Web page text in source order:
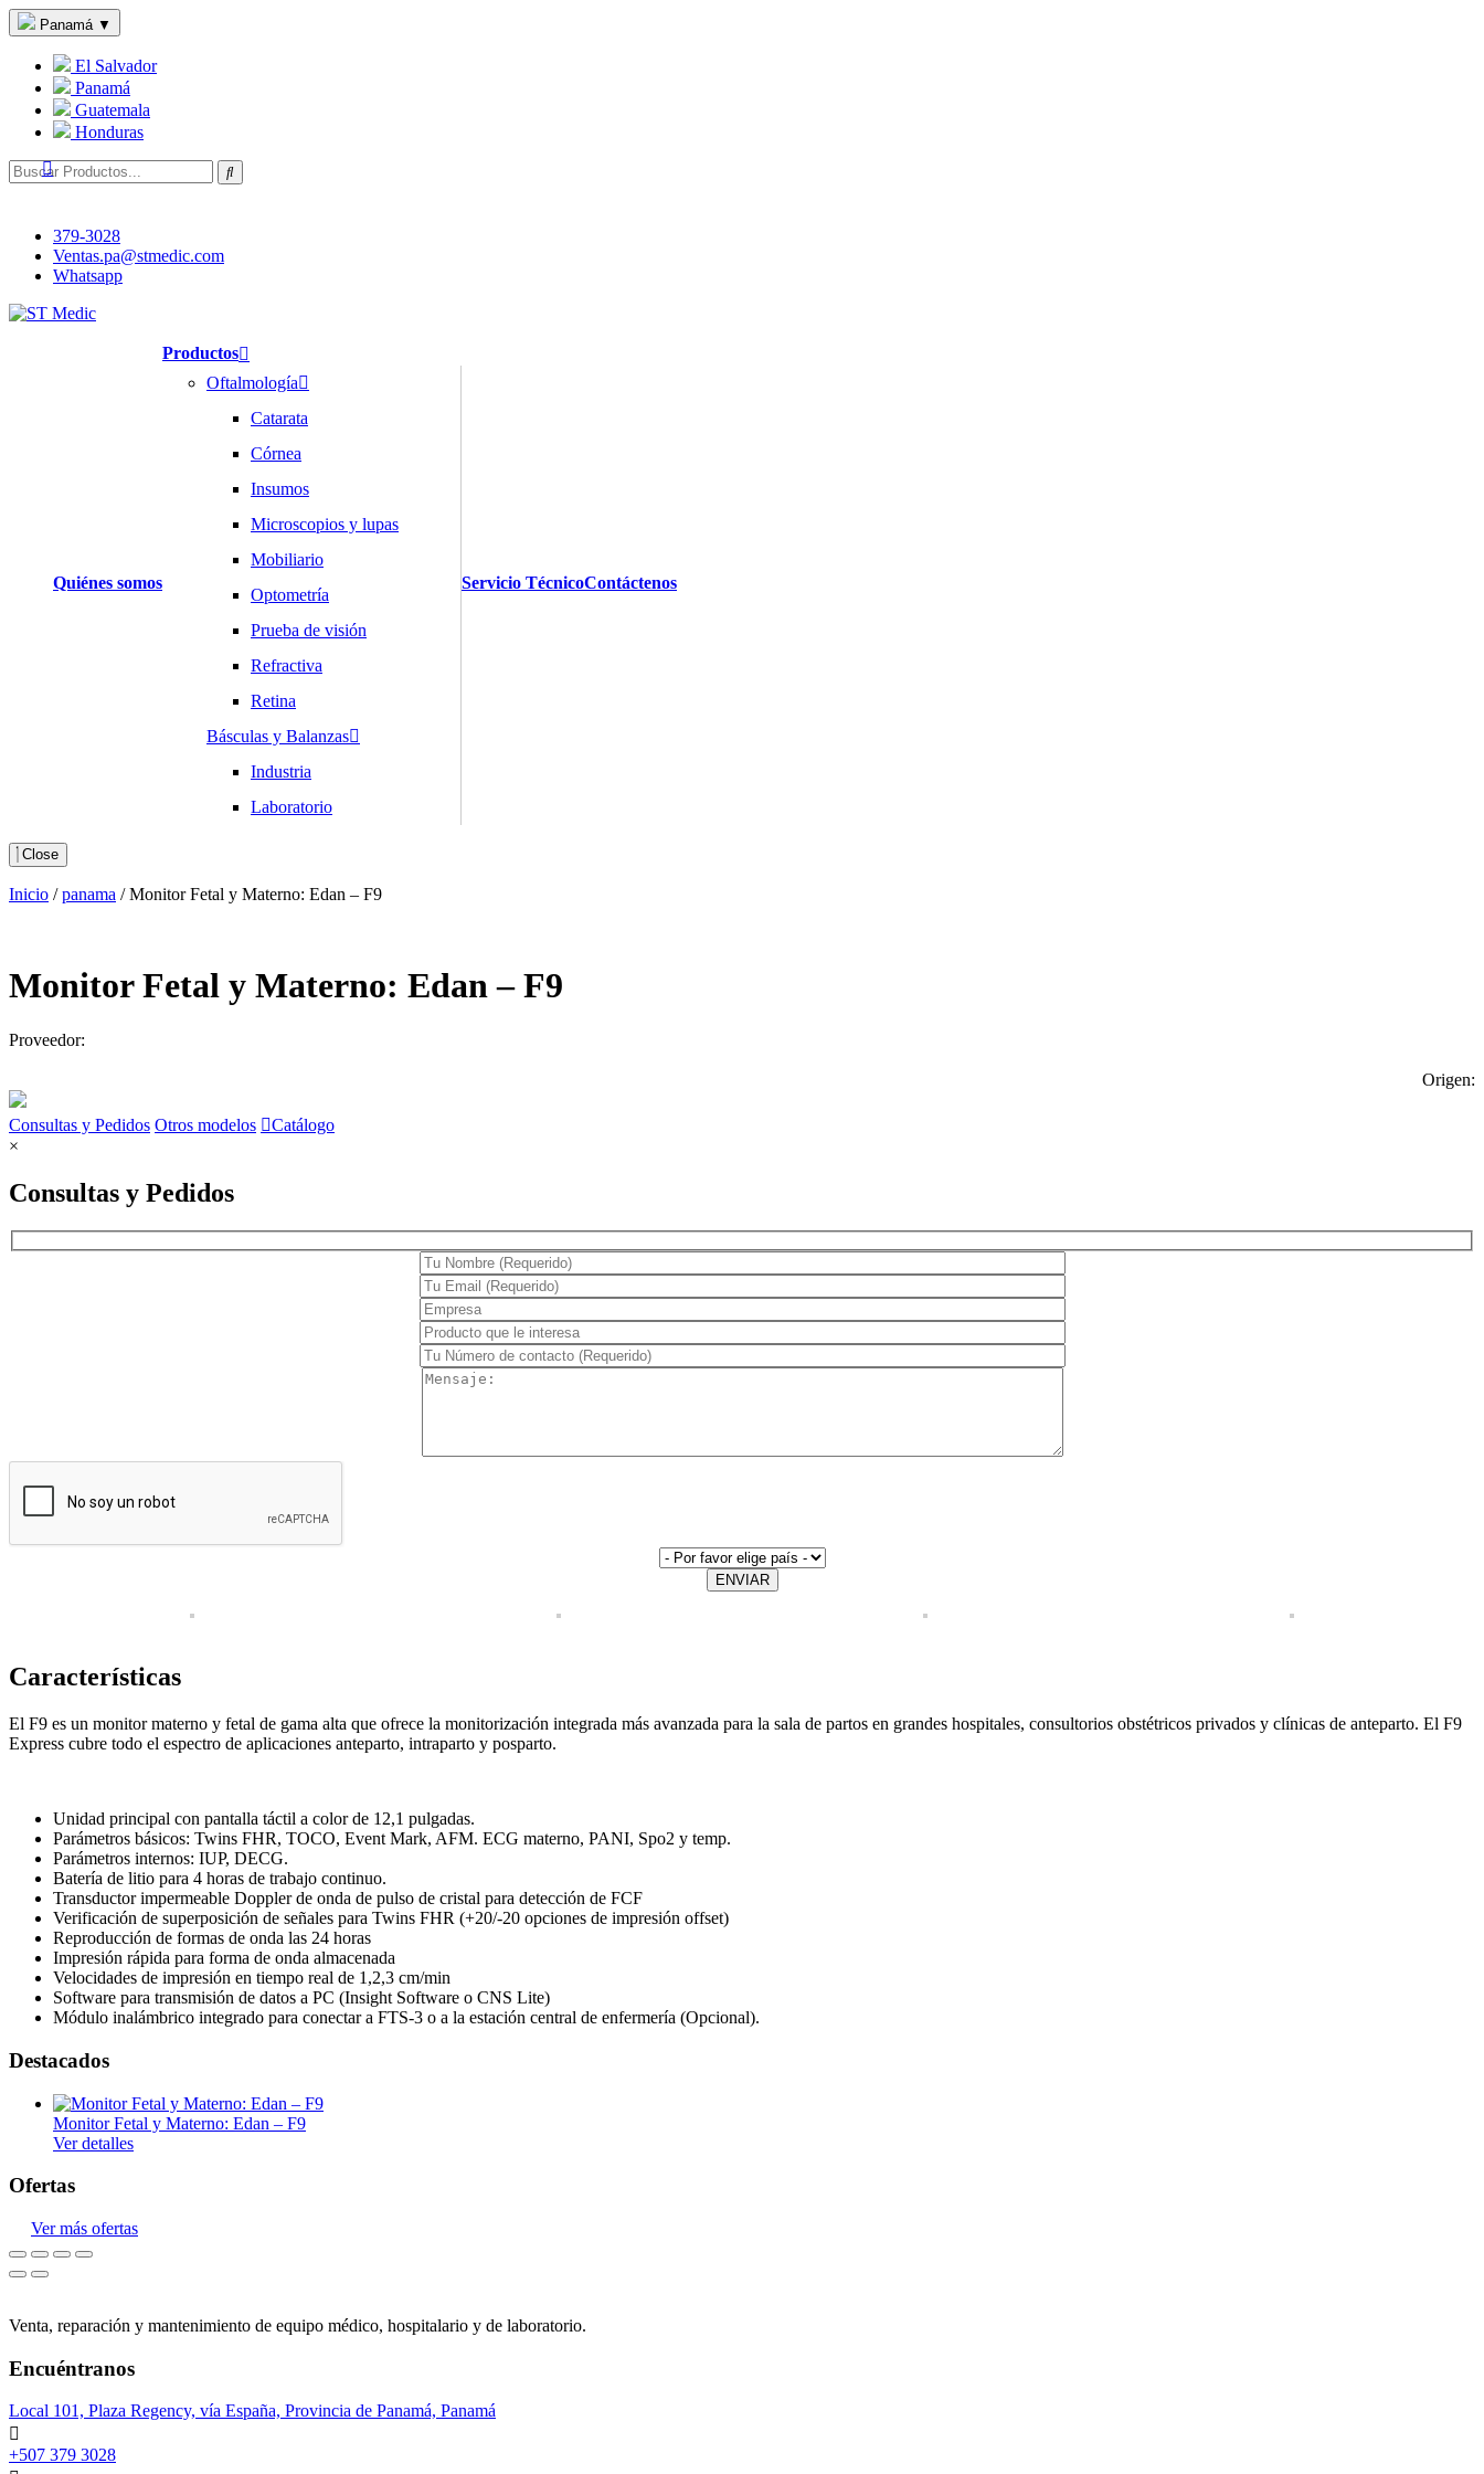
Panamá ▼
El Salvador
Panamá
Guatemala
Honduras
379-3028
Ventas.pa@stmedic.com
Whatsapp
Quiénes somos
Productos
Oftalmología
Catarata
Córnea
Insumos
Microscopios y lupas
Mobiliario
Optometría
Prueba de visión
Refractiva
Retina
Básculas y Balanzas
Industria
Laboratorio
Holters y MAPA
Movilidad
Endoscopia
Estroboscopia
Ginecología
Doppler fetal
Mobiliario médico
Signos vitales
Neonatología
Quirófano
Luces quirúrgicas
Máquinas de anestesia
Mesas quirúrgicas
Sistemas de radiografía
Servicio TécnicoContáctenos
Close
Inicio /panama /Monitor Fetal y Materno: Edan – F9
Monitor Fetal y Materno: Edan – F9
Proveedor:
Origen:
Consultas y Pedidos Otros modelos
Catálogo
×
Consultas y Pedidos
ENVIAR
Características
El F9 es un monitor materno y fetal de gama alta que ofrece la monitorización integrada más avanzada para la sala de partos en grandes hospitales, consultorios obstétricos privados y clínicas de anteparto. El F9
Express cubre todo el espectro de aplicaciones anteparto, intraparto y posparto.
Unidad principal con pantalla táctil a color de 12,1 pulgadas.
Parámetros básicos: Twins FHR, TOCO, Event Mark, AFM. ECG materno, PANI, Spo2 y temp.
Parámetros internos: IUP, DECG.
Batería de litio para 4 horas de trabajo continuo.
Transductor impermeable Doppler de onda de pulso de cristal para detección de FCF
Verificación de superposición de señales para Twins FHR (+20/-20 opciones de impresión offset)
Reproducción de formas de onda las 24 horas
Impresión rápida para forma de onda almacenada
Velocidades de impresión en tiempo real de 1,2,3 cm/min
Software para transmisión de datos a PC (Insight Software o CNS Lite)
Módulo inalámbrico integrado para conectar a FTS-3 o a la estación central de enfermería (Opcional).
Destacados
Monitor Fetal y Materno: Edan – F9
Ver detalles
Ofertas
Ver más ofertas
Venta, reparación y mantenimiento de equipo médico, hospitalario y de laboratorio.
Encuéntranos
Local 101, Plaza Regency, vía España, Provincia de Panamá, Panamá
+507 379 3028